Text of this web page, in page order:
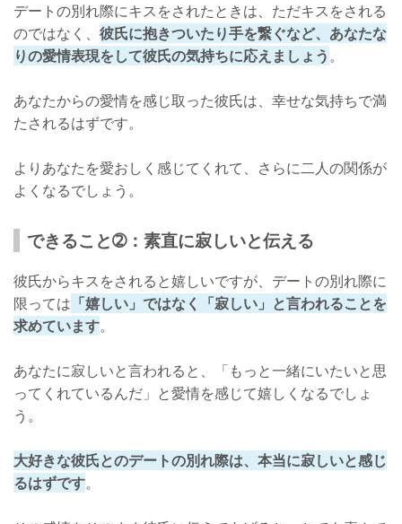
デートの別れ際にキスをされたときは、ただキスをされる
のではなく、 彼氏に抱きついたり手を繋ぐなど、あなたな
りの愛情表現をして彼氏の気持ちに応えましょう。
あなたからの愛情を感じ取った彼氏は、幸せな気持ちで満
たされるはずです。
よりあなたを愛おしく感じてくれて、さらに二人の関係が
よくなるでしょう。
できること➁：素直に寂しいと伝える
彼氏からキスをされると嬉しいですが、デートの別れ際に
限っては 「嬉しい」ではなく「寂しい」と言われることを
求めています。
あなたに寂しいと言われると、「もっと一緒にいたいと思
ってくれているんだ」と愛情を感じて嬉しくなるでしょ
う。
大好きな彼氏とのデートの別れ際は、本当に寂しいと感じ
るはずです。